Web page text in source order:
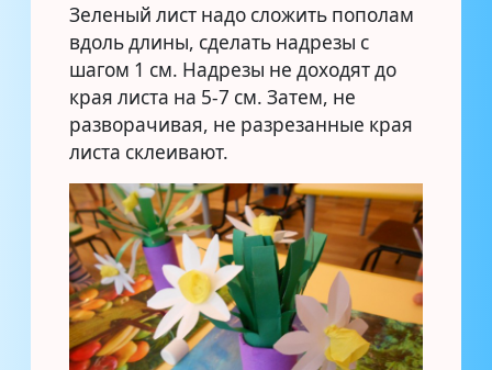
Зеленый лист надо сложить пополам
вдоль длины, сделать надрезы с
шагом 1 см. Надрезы не доходят до
края листа на 5-7 см. Затем, не
разворачивая, не разрезанные края
листа склеивают.